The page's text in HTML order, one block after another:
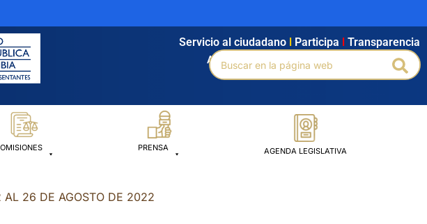
Agendamiento Intranet Búsqueda avanzada
Servicio al ciudadano Participa Transparencia
Buscar
por:
PRENSA AGENDA LEGISLATIVA
26 DE AGOSTO DE 2022